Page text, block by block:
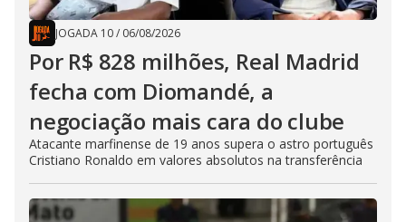
JOGADA 10/ 06/08/2026
Por R$ 828 milhões, Real Madrid
fecha com Diomandé, a
negociação mais cara do clube
Atacante marfinense de 19 anos supera o astro português
Cristiano Ronaldo em valores absolutos na transferência